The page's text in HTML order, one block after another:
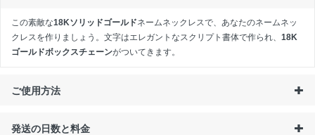
この素敵な18Kソリッドゴールドネームネックレスで、あなたのネームネッ
クレスを作りましょう。文字はエレガントなスクリプト書体で作られ、 18K
ゴールドボックスチェーンがついてきます。
ご使用方法
発送の日数と料金